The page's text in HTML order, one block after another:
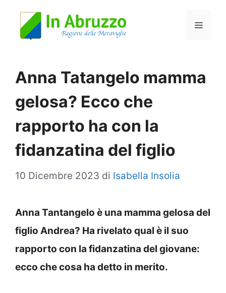
Menu
Anna Tatangelo mamma
gelosa? Ecco che
rapporto ha con la
fidanzatina del figlio
10 Dicembre 2023 di Isabella Insolia
Anna Tantangelo è una mamma gelosa del
figlio Andrea? Ha rivelato qual è il suo
rapporto con la fidanzatina del giovane:
ecco che cosa ha detto in merito.